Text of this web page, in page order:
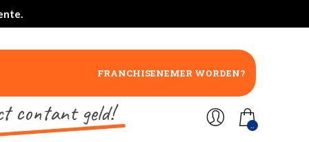
FRANCHISENEMER WORDEN?
contant geld! ..